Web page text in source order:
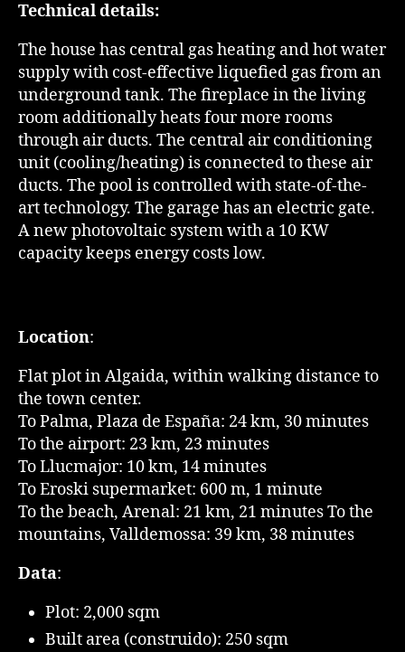
Technical details:
The house has central gas heating and hot water
supply with cost-effective liquefied gas from an
underground tank. The fireplace in the living
room additionally heats four more rooms
through air ducts. The central air conditioning
unit (cooling/heating) is connected to these air
ducts. The pool is controlled with state-of-the-
art technology. The garage has an electric gate.
A new photovoltaic system with a 10 KW
capacity keeps energy costs low.
Location:
Flat plot in Algaida, within walking distance to
the town center.
To Palma, Plaza de España: 24 km, 30 minutes
To the airport: 23 km, 23 minutes
To Llucmajor: 10 km, 14 minutes
To Eroski supermarket: 600 m, 1 minute
To the beach, Arenal: 21 km, 21 minutes To the
mountains, Valldemossa: 39 km, 38 minutes
Data:
Plot: 2,000 sqm
Built area (construido): 250 sqm